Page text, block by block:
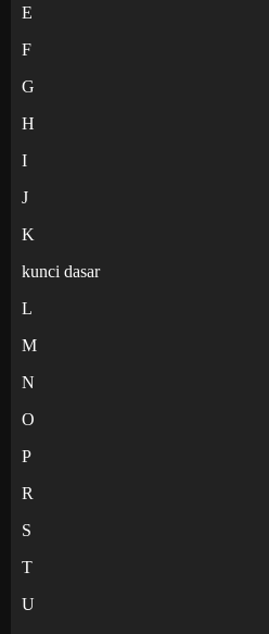
E
F
G
H
I
J
K
kunci dasar
L
M
N
O
P
R
S
T
U